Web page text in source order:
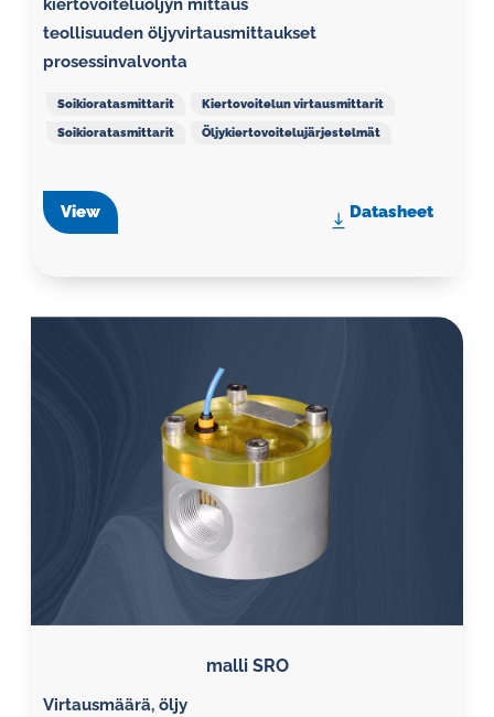
kiertovoiteluöljyn mittaus
teollisuuden öljyvirtausmittaukset
prosessinvalvonta
Soikioratasmittarit
Kiertovoitelun virtausmittarit
Soikioratasmittarit
Öljykiertovoitelujärjestelmät
View Datasheet
malli SRO
Virtausmäärä, öljy